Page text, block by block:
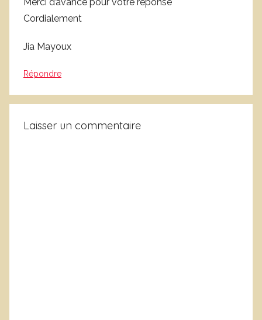
Cordialement
Jia Mayoux
Répondre
Laisser un commentaire